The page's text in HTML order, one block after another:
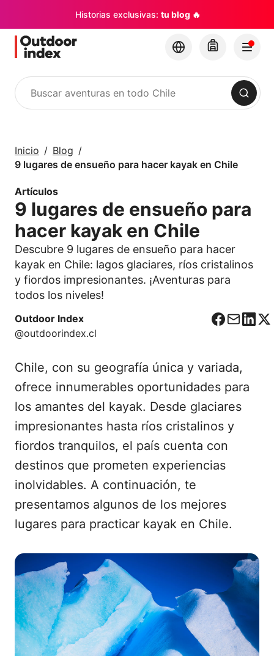
Historias exclusivas: tu blog 🔥
Buscar
Inicio
Blog
9 lugares de ensueño para hacer kayak en Chile
Artículos
9 lugares de ensueño para
hacer kayak en Chile
Descubre 9 lugares de ensueño para hacer
kayak en Chile: lagos glaciares, ríos cristalinos
y fiordos impresionantes. ¡Aventuras para
todos los niveles!
Outdoor Index
@outdoorindex.cl
F
e
b
o
k
C
r
e
L
e
X
Chile, con su geografía única y variada,
ofrece innumerables oportunidades para
los amantes del kayak. Desde glaciares
impresionantes hasta ríos cristalinos y
fiordos tranquilos, el país cuenta con
destinos que prometen experiencias
inolvidables. A continuación, te
presentamos algunos de los mejores
lugares para practicar kayak en Chile.
×
rincones con
Outdoor Index